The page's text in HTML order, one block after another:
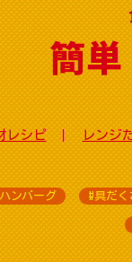
簡
レシピ レンジ
ンバーグ #具だく